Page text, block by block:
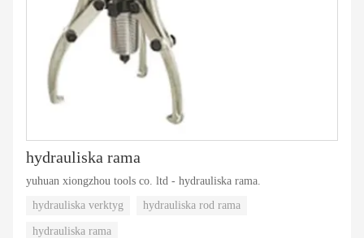
hydrauliska rama
yuhuan xiongzhou tools co. ltd - hydrauliska rama.
hydrauliska verktyg
hydrauliska rod rama
hydrauliska rama